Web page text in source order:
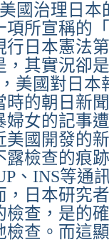
國治理日
項所宣稱的
行日本憲法
，其實況卻
美國對日
時的朝日新
婦女的記事
美國開發的
露檢查的痕
、 INS等通
，日本研究
檢查，是的
檢查。而這